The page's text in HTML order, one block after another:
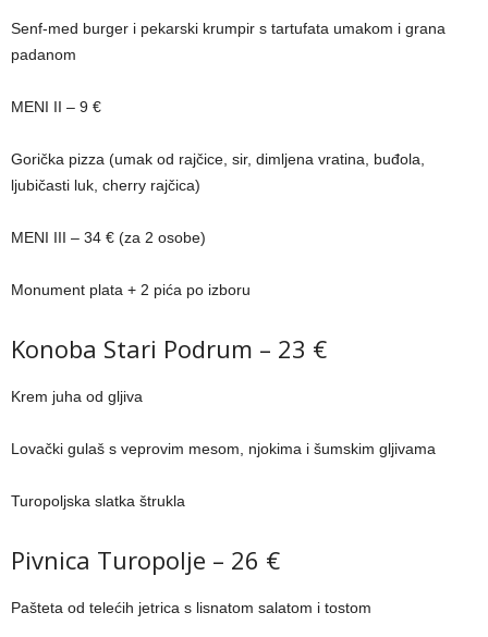
Senf-med burger i pekarski krumpir s tartufata umakom i grana
padanom
MENI II – 9 €
Gorička pizza (umak od rajčice, sir, dimljena vratina, buđola,
ljubičasti luk, cherry rajčica)
MENI III – 34 € (za 2 osobe)
Monument plata + 2 pića po izboru
Konoba Stari Podrum – 23 €
Krem juha od gljiva
Lovački gulaš s veprovim mesom, njokima i šumskim gljivama
Turopoljska slatka štrukla
Pivnica Turopolje – 26 €
Pašteta od telećih jetrica s lisnatom salatom i tostom